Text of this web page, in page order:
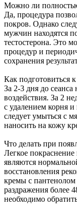
Можно ли
Да, процедура
покров. Однако
мужчин находятся
тестостерона. Это
процедур и
сохранения
Как подготовиться
За 2-3 дня до
воздействия. За 2
с удалением корня и
следует умыться с
наносить на кожу
Что делать при
Легкое
являются
восстановления
кремы с
раздражения более
необходимо